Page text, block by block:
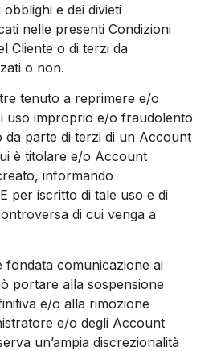
e dei divieti
nelle presenti Condizioni
Cliente o di terzi da
o non.
tenuto a reprimere e/o
uso improprio e/o fraudolento
parte di terzi di un Account
è titolare e/o Account
informando
per iscritto di tale uso e di
di cui venga a
fondata comunicazione ai
portare alla sospensione
e/o alla rimozione
e/o degli Account
un’ampia discrezionalità